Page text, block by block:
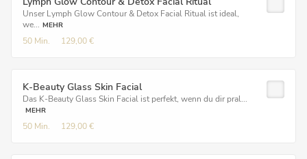
Unser Lymph Glow Contour & Detox Facial Ritual ist ideal,
we... MEHR
50 Min. 129,00 €
K-Beauty Glass Skin Facial
Das K-Beauty Glass Skin Facial ist perfekt, wenn du dir pral...
MEHR
50 Min. 129,00 €